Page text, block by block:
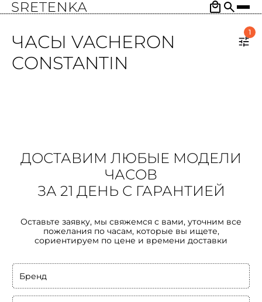
ЧАСЫ VACHERON
CONSTANTIN
1
ДОСТАВИМ ЛЮБЫЕ МОДЕЛИ
ЧАСОВ
ЗА 21 ДЕНЬ С ГАРАНТИЕЙ
Оставьте заявку, мы свяжемся с вами, уточним все
пожелания по часам, которые вы ищете,
сориентируем по цене и времени доставки
Бренд